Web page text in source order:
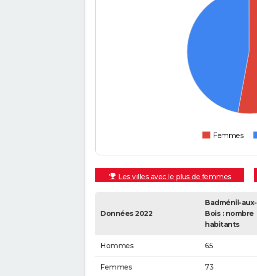
Femmes
Les villes avec le plus de femmes
Données 2022
Badménil-aux-
Bois : nombre
habitants
Hommes 65
Femmes 73